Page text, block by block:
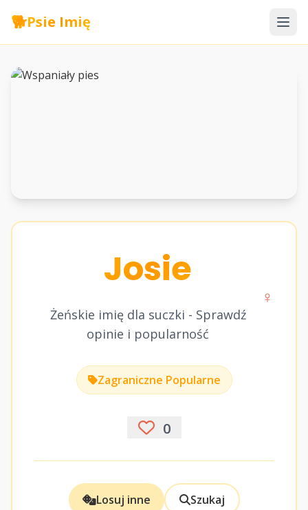
🐕Psie Imię
Josie
Żeńskie imię dla suczki - Sprawdź
opinie i popularność
♀
Zagraniczne Popularne
0
Losuj inne Szukaj